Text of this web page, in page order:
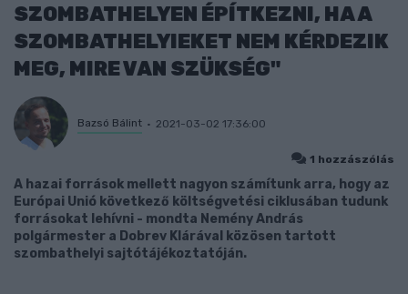
SZOMBATHELYEN ÉPÍTKEZNI, HA A
SZOMBATHELYIEKET NEM KÉRDEZIK
MEG, MIRE VAN SZÜKSÉG"
Bazsó Bálint 2021-03-02 17:36:00
1 hozzászólás
A hazai források mellett nagyon számítunk arra, hogy az
Európai Unió következő költségvetési ciklusában tudunk
forrásokat lehívni - mondta Nemény András
polgármester a Dobrev Klárával közösen tartott
szombathelyi sajtótájékoztatóján.